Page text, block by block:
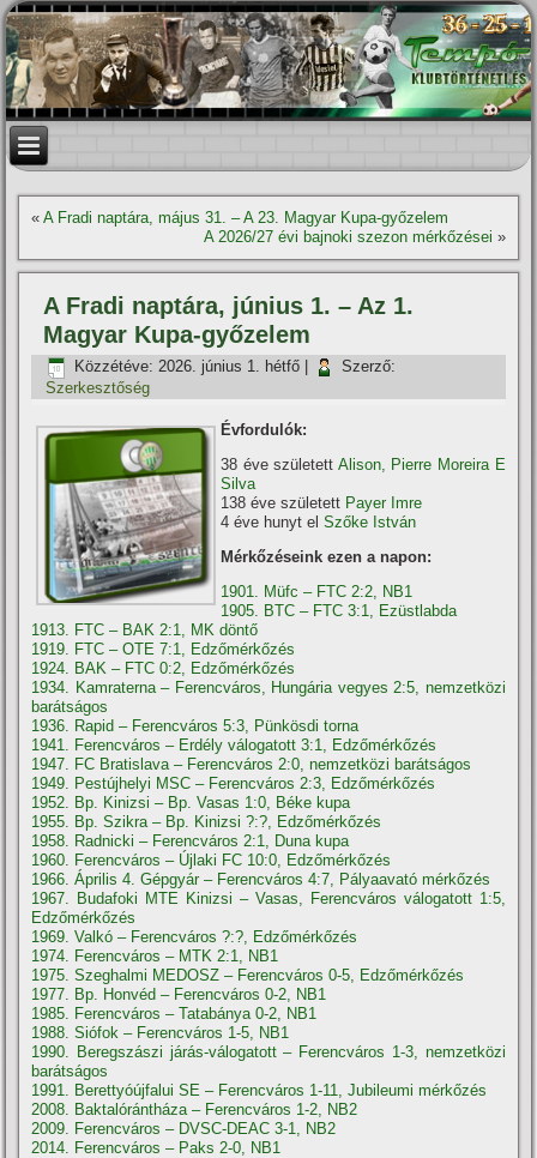
«A Fradi naptára, május 31. – A 23. Magyar Kupa-győzelem
A 2026/27 évi bajnoki szezon mérkőzései »
A Fradi naptára, június 1. – Az 1.
Magyar Kupa-győzelem
Közzétéve: 2026. június 1. hétfő
Szerző:
Szerkesztőség
Évfordulók:
38 éve született Alison, Pierre Moreira E
Silva
138 éve született Payer Imre
4 éve hunyt elSzőke István
Mérkőzéseink ezen a napon:
1901. Müfc – FTC 2:2, NB1
1905. BTC – FTC 3:1, Ezüstlabda
1913. FTC – BAK 2:1, MK döntő
1919. FTC – OTE 7:1, Edzőmérkőzés
1924. BAK – FTC 0:2, Edzőmérkőzés
1934. Kamraterna – Ferencváros, Hungária vegyes 2:5, nemzetközi
barátságos
1936. Rapid – Ferencváros 5:3, Pünkösdi torna
1941. Ferencváros – Erdély válogatott 3:1, Edzőmérkőzés
1947. FC Bratislava – Ferencváros 2:0, nemzetközi barátságos
1949. Pestújhelyi MSC – Ferencváros 2:3, Edzőmérkőzés
1952. Bp. Kinizsi – Bp. Vasas 1:0, Béke kupa
1955. Bp. Szikra – Bp. Kinizsi ?:?, Edzőmérkőzés
1958. Radnicki – Ferencváros 2:1, Duna kupa
1960. Ferencváros – Újlaki FC 10:0, Edzőmérkőzés
1966. Április 4. Gépgyár – Ferencváros 4:7, Pályaavató mérkőzés
1967. Budafoki MTE Kinizsi – Vasas, Ferencváros válogatott 1:5,
Edzőmérkőzés
1969. Valkó – Ferencváros ?:?, Edzőmérkőzés
1974. Ferencváros – MTK 2:1, NB1
1975. Szeghalmi MEDOSZ – Ferencváros 0-5, Edzőmérkőzés
1977. Bp. Honvéd – Ferencváros 0-2, NB1
1985. Ferencváros – Tatabánya 0-2, NB1
1988. Siófok – Ferencváros 1-5, NB1
1990. Beregszászi járás-válogatott – Ferencváros 1-3, nemzetközi
barátságos
1991. Berettyóújfalui SE – Ferencváros 1-11, Jubileumi mérkőzés
2008. Baktalórántháza – Ferencváros 1-2, NB2
2009. Ferencváros – DVSC-DEAC 3-1, NB2
2014. Ferencváros – Paks 2-0, NB1